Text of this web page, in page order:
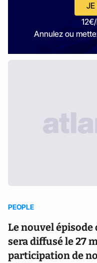
Annulez ou
PEOPLE
Le nouvel épisode
sera diffusé le 27
participation de